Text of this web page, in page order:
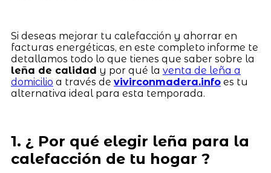
Si deseas mejorar tu calefacción y ahorrar en
facturas energéticas, en este completo informe te
detallamos todo lo que tienes que saber sobre la
leña de calidad y por qué la venta de leña a
domicilio a través de vivirconmadera.infoes tu
alternativa ideal para esta temporada.
1. ¿ Por qué elegir leña para la
calefacción de tu hogar ?